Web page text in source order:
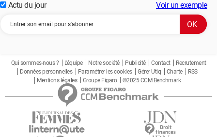
Actu du jour Voir un exemple
Qui sommes-nous ? L'équipe Notre société Publicité Contact
Recrutement
Données personnelles
Paramétrer les cookies Gérer Utiq Charte
RSS
Mentions légales
Groupe Figaro ©2025 CCM Benchmark